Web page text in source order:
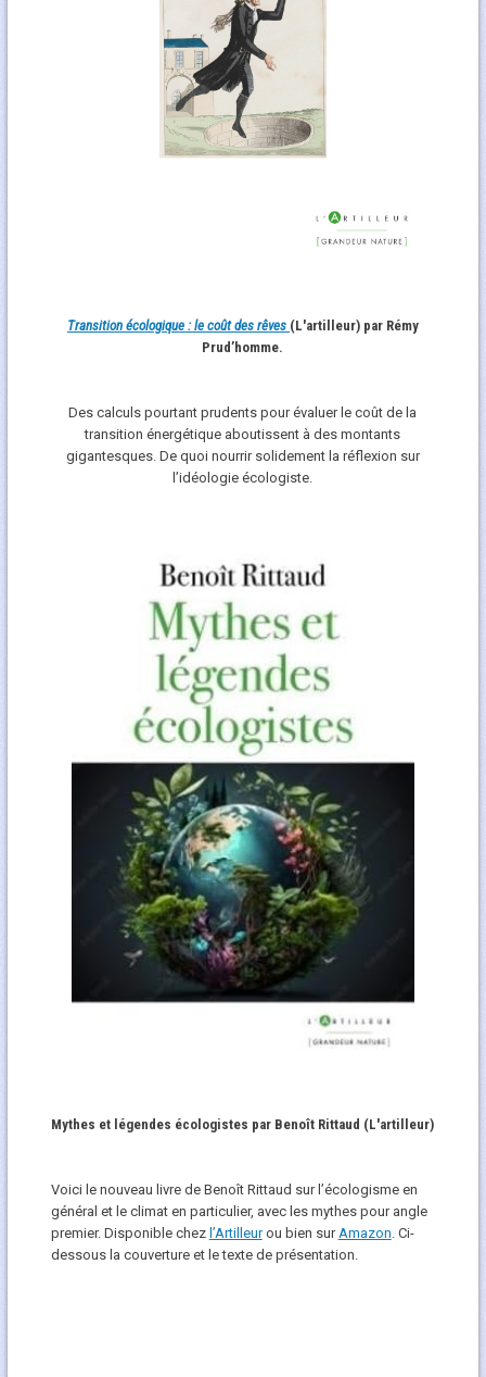
Transition écologique : le coût des rêves (L'artilleur) par Rémy
Prud’homme.
Des calculs pourtant prudents pour évaluer le coût de la
transition énergétique aboutissent à des montants
gigantesques. De quoi nourrir solidement la réflexion sur
l’idéologie écologiste.
Mythes et légendes écologistes par Benoît Rittaud (L'artilleur)
Voici le nouveau livre de Benoît Rittaud sur l’écologisme en
général et le climat en particulier, avec les mythes pour angle
premier. Disponible chez l’Artilleurou bien sur Amazon . Ci-
dessous la couverture et le texte de présentation.